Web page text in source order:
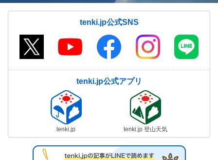
tenki.jp公式SNS
tenki.jp公式アプリ
tenki.jp tenki.jp 登山天気